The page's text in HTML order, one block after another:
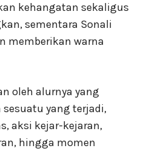
kehangatan sekaligus
sementara Sonali
memberikan warna
oleh alurnya yang
sesuatu yang terjadi,
aksi kejar-kejaran,
hingga momen